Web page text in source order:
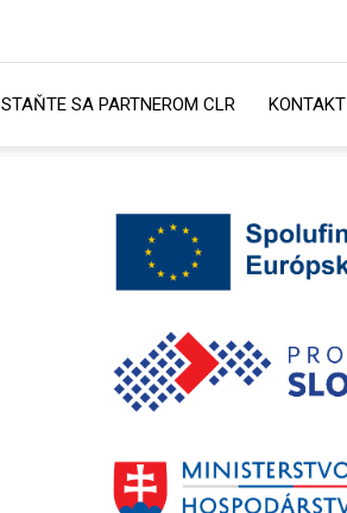
STAŇTE SA PARTNEROM CLR KONTAKT